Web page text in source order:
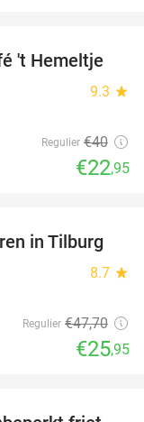
43%
't Hemeltje
9.3 star
Regulier €40
€22,95
46%
in Tilburg
8.7 star
Regulier €47,70
€25,95